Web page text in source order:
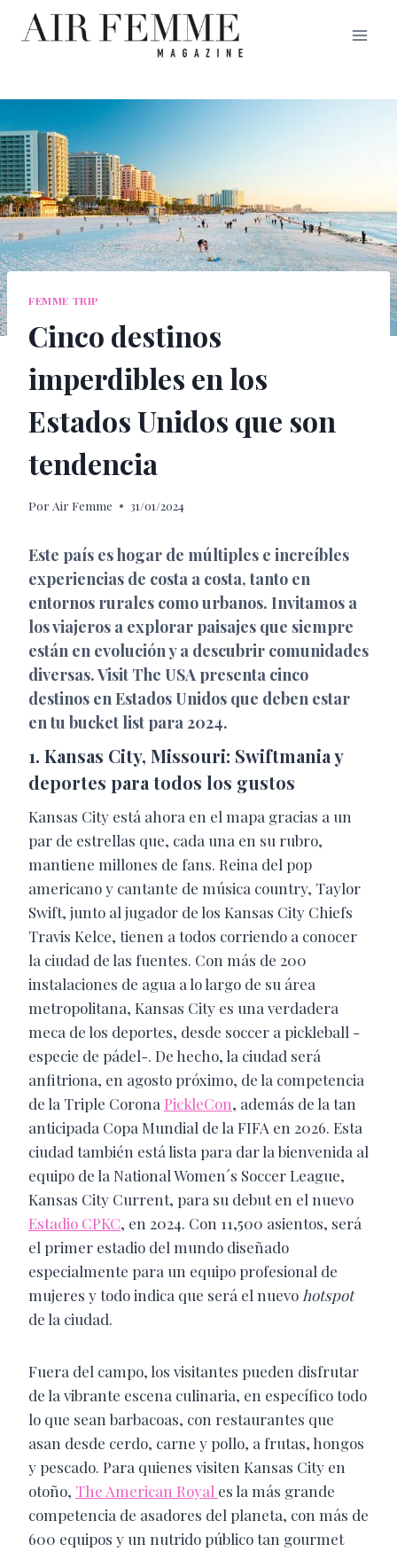
Saltar
FEMME TRIP
Cinco destinos
imperdibles en los
Estados Unidos que son
tendencia
Por Air Femme 31/01/2024
Este país es hogar de múltiples e increíbles
experiencias de costa a costa, tanto en
entornos rurales como urbanos. Invitamos a
los viajeros a explorar paisajes que siempre
están en evolución y a descubrir comunidades
diversas. Visit The USA presenta cinco
destinos en Estados Unidos que deben estar
en tu bucket list para 2024.
1. Kansas City, Missouri: Swiftmania y
deportes para todos los gustos
Kansas City está ahora en el mapa gracias a un
par de estrellas que, cada una en su rubro,
mantiene millones de fans. Reina del pop
americano y cantante de música country, Taylor
Swift, junto al jugador de los Kansas City Chiefs
Travis Kelce, tienen a todos corriendo a conocer
la ciudad de las fuentes. Con más de 200
instalaciones de agua a lo largo de su área
metropolitana, Kansas City es una verdadera
meca de los deportes, desde soccer a pickleball -
especie de pádel-. De hecho, la ciudad será
anfitriona, en agosto próximo, de la competencia
de la Triple Corona PickleCon, además de la tan
anticipada Copa Mundial de la FIFA en 2026. Esta
ciudad también está lista para dar la bienvenida al
equipo de la National Women´s Soccer League,
Kansas City Current, para su debut en el nuevo
Estadio CPKC, en 2024. Con 11,500 asientos, será
el primer estadio del mundo diseñado
especialmente para un equipo profesional de
mujeres y todo indica que será el nuevo hotspot
de la ciudad.
Fuera del campo, los visitantes pueden disfrutar
de la vibrante escena culinaria, en específico todo
lo que sean barbacoas, con restaurantes que
asan desde cerdo, carne y pollo, a frutas, hongos
y pescado. Para quienes visiten Kansas City en
otoño, The American Royal es la más grande
competencia de asadores del planeta, con más de
600 equipos y un nutrido público tan gourmet